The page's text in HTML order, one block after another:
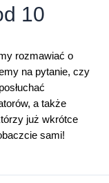
10
rozmawiać o
na pytanie, czy
a także
już wkrótce
sami!